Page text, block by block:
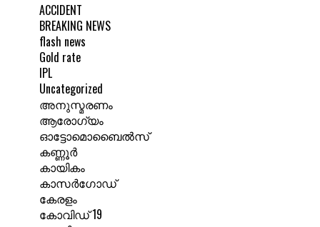
ACCIDENT
BREAKING NEWS
flash news
Gold rate
IPL
Uncategorized
അനുസ്മരണം
ആരോഗ്യം
ഓട്ടോമൊബൈൽസ്
കണ്ണൂർ
കായികം
കാസർഗോഡ്
കേരളം
കോവിഡ് 19